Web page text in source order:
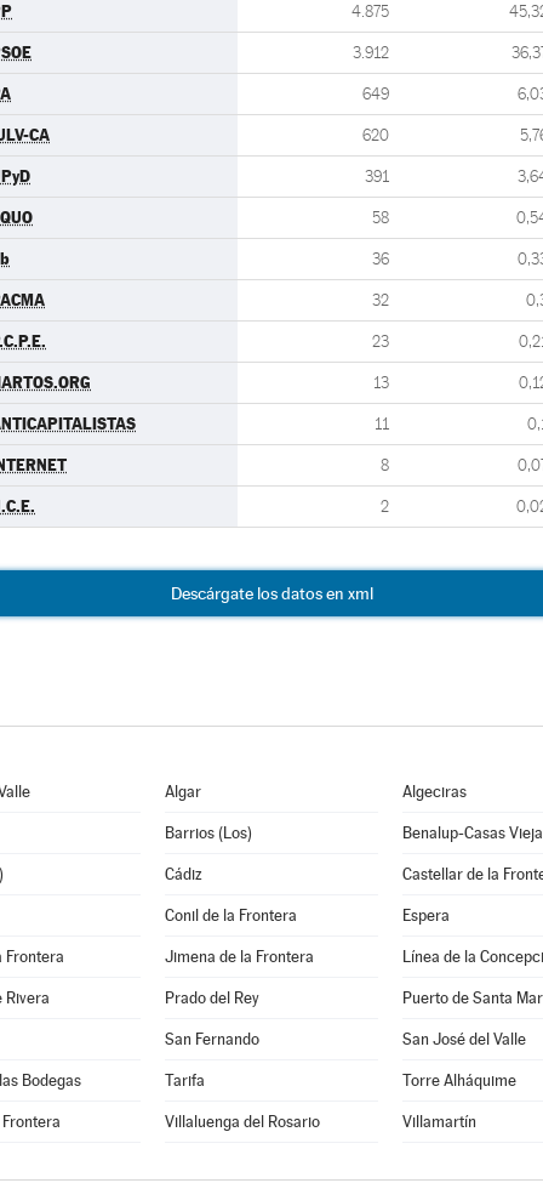
4.875
3.912
649
CA 620
391
58
36
32
23
13
11
8
2
Descárgate los datos en xml
Algar Algeciras
Barrios (Los) Benalup-Casas
Cádiz Castellar de la
Conil de la Frontera Espera
Frontera Jimena de la Frontera Línea de la
Rivera Prado del Rey Puerto de Santa
San Fernando San José del Valle
Bodegas Tarifa Torre Alháquime
Villaluenga del Rosario Villamartín